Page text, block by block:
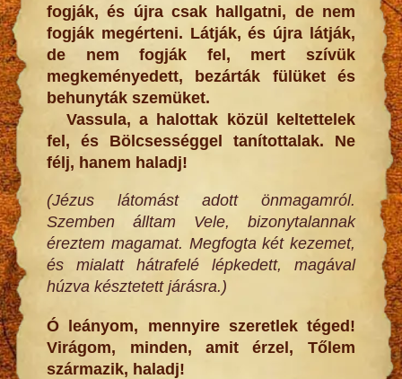
fogják, és újra csak hallgatni, de nem
fogják megérteni. Látják, és újra látják,
de nem fogják fel, mert szívük
megkeményedett, bezárták fülüket és
behunyták szemüket.
Vassula, a halottak közül keltettelek
fel, és Bölcsességgel tanítottalak. Ne
félj, hanem haladj!
(Jézus látomást adott önmagamról.
Szemben álltam Vele, bizonytalannak
éreztem magamat. Megfogta két kezemet,
és mialatt hátrafelé lépkedett, magával
húzva késztetett járásra.)
Ó leányom, mennyire szeretlek téged!
Virágom, minden, amit érzel, Tőlem
származik, haladj!